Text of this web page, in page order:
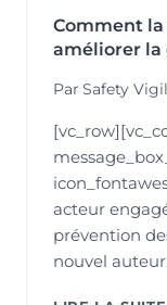
Comment
améliorer la
Par Safety
acteur
prévention
nouvel